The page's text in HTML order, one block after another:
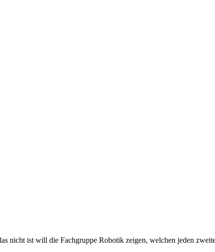
nicht ist will die Fachgruppe Robotik zeigen, welchen jeden